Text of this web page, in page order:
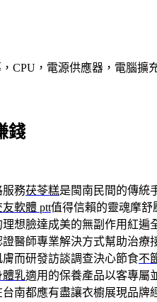
CPU，電源供應器，電腦
錢
服務茯苓糕是閩南民間的傳統
友軟體 ptt值得信賴的靈魂摩舒
理想臉達成美的無副作用紅遍
證醫師專業解決方式幫助治療
而研發訪談調查決心節食不
體乳適用的保養產品以客專屬
台南都應有盡讓衣櫥展現品牌